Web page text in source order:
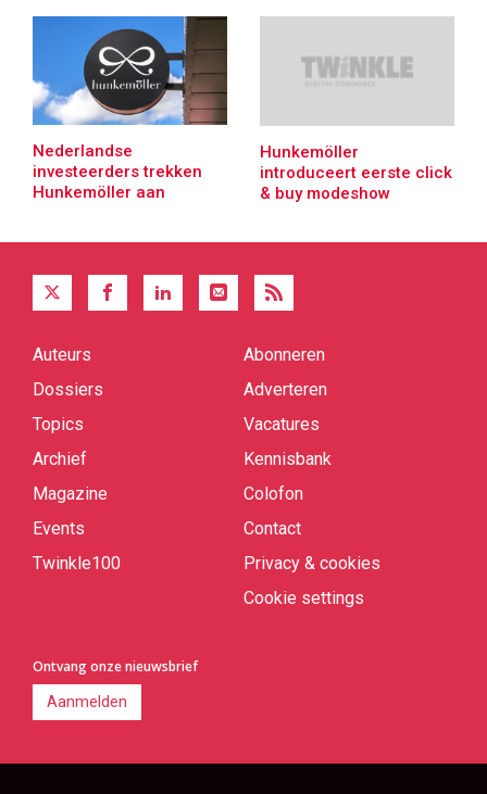
Nederlandse
investeerders trekken
Hunkemöller aan
Hunkemöller
introduceert eerste click
& buy modeshow
Quick
Auteurs
Dossiers
Topics
Archief
Magazine
Events
Twinkle100
Abonneren
Adverteren
Vacatures
Kennisbank
Colofon
Contact
Privacy & cookies
Cookie settings
Ontvang onze nieuwsbrief
Aanmelden